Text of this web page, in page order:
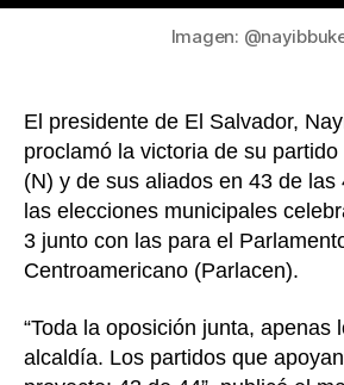
Imagen:
El presidente de El Salvador,
proclamó la victoria de su
(N) y de sus aliados en 43 de las
las elecciones municipales
3 junto con las para el
Centroamericano (Parlacen).
“Toda la oposición junta, apenas
alcaldía. Los partidos que